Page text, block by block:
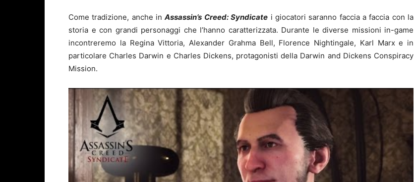
Come tradizione, anche inAssassin’s Creed: Syndicate i giocatori saranno faccia a faccia con la
storia e con grandi personaggi che l’hanno caratterizzata. Durante le diverse missioni in-game
incontreremo la Regina Vittoria, Alexander Grahma Bell, Florence Nightingale, Karl Marx e in
particolare Charles Darwin e Charles Dickens, protagonisti della Darwin and Dickens Conspiracy
Mission.